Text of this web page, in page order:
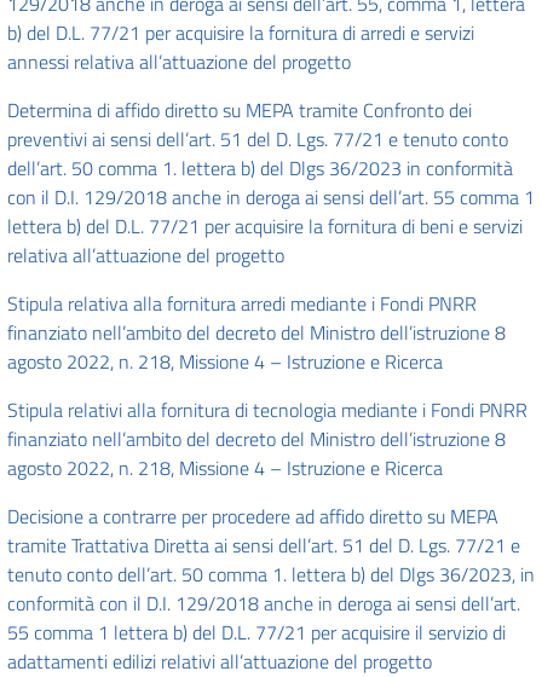
b) del D.L. 77/21 per acquisire la fornitura di arredi e servizi
annessi relativa all’attuazione del progetto
Determina di affido diretto su MEPA tramite Confronto dei
preventivi ai sensi dell’art. 51 del D. Lgs. 77/21 e tenuto conto
dell’art. 50 comma 1. lettera b) del Dlgs 36/2023 in conformità
con il D.I. 129/2018 anche in deroga ai sensi dell’art. 55 comma 1
lettera b) del D.L. 77/21 per acquisire la fornitura di beni e servizi
relativa all’attuazione del progetto
Stipula relativa alla fornitura arredi mediante i Fondi PNRR
finanziato nell’ambito del decreto del Ministro dell’istruzione 8
agosto 2022, n. 218, Missione 4 – Istruzione e Ricerca
Stipula relativi alla fornitura di tecnologia mediante i Fondi PNRR
finanziato nell’ambito del decreto del Ministro dell’istruzione 8
agosto 2022, n. 218, Missione 4 – Istruzione e Ricerca
Decisione a contrarre per procedere ad affido diretto su MEPA
tramite Trattativa Diretta ai sensi dell’art. 51 del D. Lgs. 77/21 e
tenuto conto dell’art. 50 comma 1. lettera b) del Dlgs 36/2023, in
conformità con il D.I. 129/2018 anche in deroga ai sensi dell’art.
55 comma 1 lettera b) del D.L. 77/21 per acquisire il servizio di
adattamenti edilizi relativi all’attuazione del progetto